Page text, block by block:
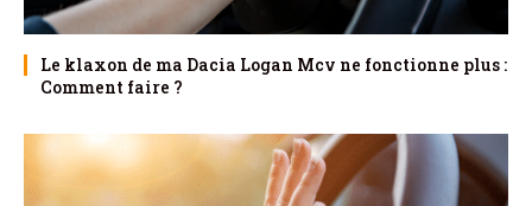
Le klaxon de ma Dacia Logan Mcv ne fonctionne plus :
Comment faire ?